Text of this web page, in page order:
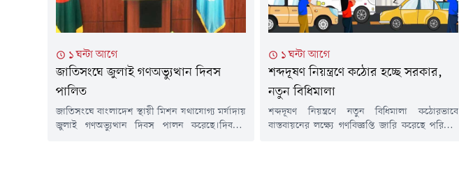
১ ঘন্টা আগে
জাতিসংঘে জুলাই গণঅভ্যুত্থান দিবস
পালিত
জাতিসংঘে বাংলাদেশ স্থায়ী মিশন যথাযোগ্য মর্যাদায়
জুলাই গণঅভ্যুত্থান দিবস পালন করেছে।দিবসটি
১ ঘন্টা আগে
শব্দদূষণ নিয়ন্ত্রণে কঠোর হচ্ছে সরকার,
নতুন বিধিমালা
শব্দদূষণ নিয়ন্ত্রণে নতুন বিধিমালা কঠোরভাবে
বাস্তবায়নের লক্ষ্যে গণবিজ্ঞপ্তি জারি করেছে পরিবেশ